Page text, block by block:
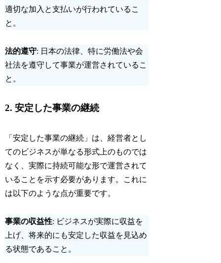
適切な加入と支払いが行われているこ
と。
法的遵守: 日本の法律、特に労働法や会
社法を遵守して事業が運営されているこ
と。
2.安定した事業の継続
「安定した事業の継続」は、経営者とし
てのビジネスが単なる形式上のものでは
なく、実際に持続可能な形で運営されて
いることを示す必要があります。これに
は以下のような点が重要です。
事業の収益性: ビジネスが実際に収益を
上げ、将来的にも安定した収益を見込め
る状態であること。